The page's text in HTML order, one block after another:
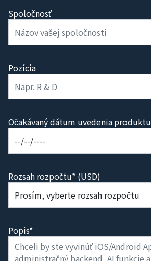
Spoločnosť
Pozícia
Očakávaný dátum uvedenia produktu
Rozsah rozpočtu* (USD)
Popis*